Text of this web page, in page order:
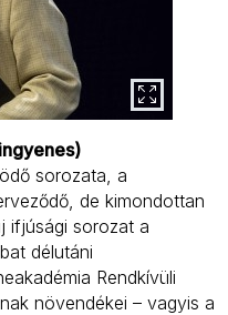
sorozata, a
de kimondottan
ifjúsági sorozat a
délutáni
Rendkívüli
növendékei – vagyis a